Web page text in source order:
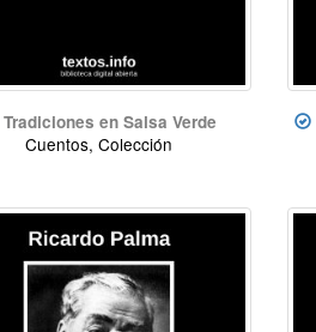
Tradiciones en Salsa Verde
Cuentos, Colección